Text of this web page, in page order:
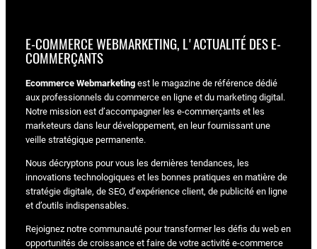
E-COMMERCE WEBMARKETING, L'ACTUALITÉ DES E-
COMMERÇANTS
Ecommerce Webmarketing est le magazine de référence dédié
aux professionnels du commerce en ligne et du marketing digital.
Notre mission est d’accompagner les e-commerçants et les
marketeurs dans leur développement, en leur fournissant une
veille stratégique permanente.
Nous décryptons pour vous les dernières tendances, les
innovations technologiques et les bonnes pratiques en matière de
stratégie digitale, de SEO, d’expérience client, de publicité en ligne
et d’outils indispensables.
Rejoignez notre communauté pour transformer les défis du web en
opportunités de croissance et faire de votre activité e-commerce